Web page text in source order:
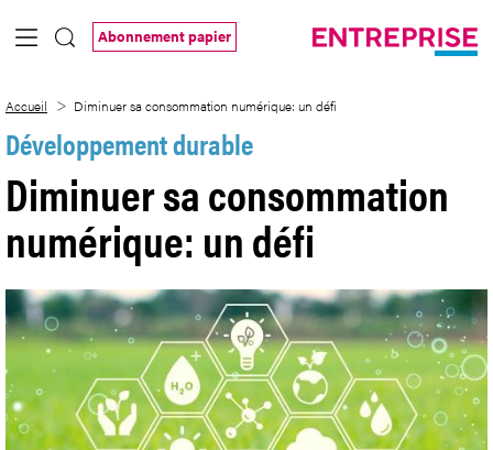
Saut au contenu principal
Abonnement papier
Accueil Diminuer sa consommation numérique: un défi
Développement durable
Diminuer sa consommation
numérique: un défi